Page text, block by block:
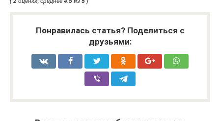
Понравилась статья? Поделиться с
друзьями: